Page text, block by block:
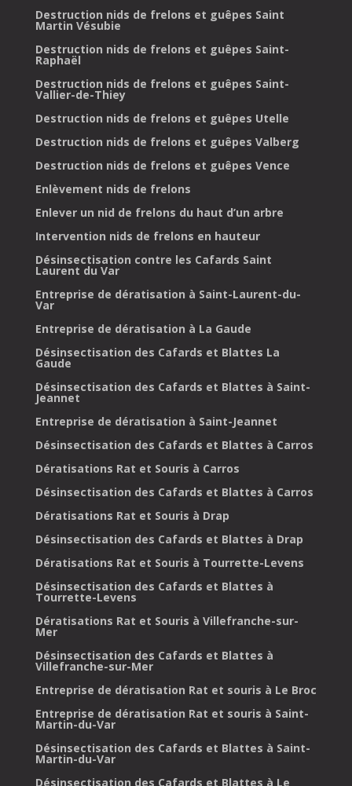
Destruction nids de frelons et guêpes Saint
Martin Vésubie
Destruction nids de frelons et guêpes Saint-
Raphaël
Destruction nids de frelons et guêpes Saint-
Vallier-de-Thiey
Destruction nids de frelons et guêpes Utelle
Destruction nids de frelons et guêpes Valberg
Destruction nids de frelons et guêpes Vence
Enlèvement nids de frelons
Enlever un nid de frelons du haut d’un arbre
Intervention nids de frelons en hauteur
Désinsectisation contre les Cafards Saint
Laurent du Var
Entreprise de dératisation à Saint-Laurent-du-
Var
Entreprise de dératisation à La Gaude
Désinsectisation des Cafards et Blattes La
Gaude
Désinsectisation des Cafards et Blattes à Saint-
Jeannet
Entreprise de dératisation à Saint-Jeannet
Désinsectisation des Cafards et Blattes à Carros
Dératisations Rat et Souris à Carros
Désinsectisation des Cafards et Blattes à Carros
Dératisations Rat et Souris à Drap
Désinsectisation des Cafards et Blattes à Drap
Dératisations Rat et Souris à Tourrette-Levens
Désinsectisation des Cafards et Blattes à
Tourrette-Levens
Dératisations Rat et Souris à Villefranche-sur-
Mer
Désinsectisation des Cafards et Blattes à
Villefranche-sur-Mer
Entreprise de dératisation Rat et souris à Le Broc
Entreprise de dératisation Rat et souris à Saint-
Martin-du-Var
Désinsectisation des Cafards et Blattes à Saint-
Martin-du-Var
Désinsectisation des Cafards et Blattes à Le